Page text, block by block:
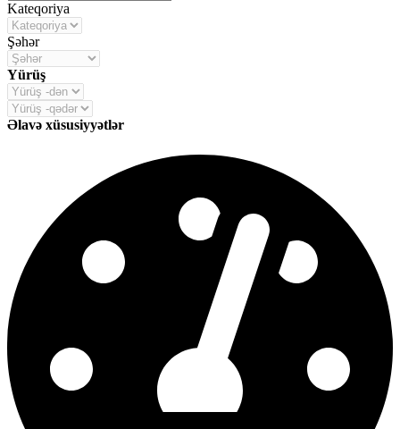
Kateqoriya
Şəhər
Yürüş
Əlavə xüsusiyyətlər